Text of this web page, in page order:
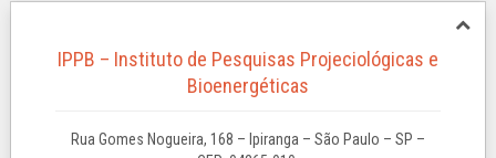
IPPB – Instituto de Pesquisas Projeciológicas e
Bioenergéticas
Rua Gomes Nogueira, 168 – Ipiranga – São Paulo – SP –